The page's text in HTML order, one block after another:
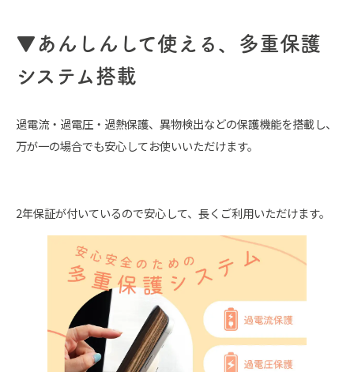
▼あんしんして使える、多重保護
システム搭載
過電流・過電圧・過熱保護、異物検出などの保護機能を搭載し、
万が一の場合でも安心してお使いいただけます。
2年保証が付いているので安心して、長くご利用いただけます。